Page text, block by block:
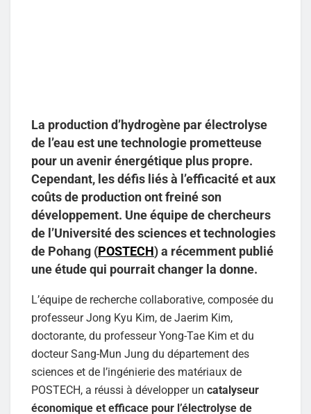
La production d’hydrogène par électrolyse
de l’eau est une technologie prometteuse
pour un avenir énergétique plus propre.
Cependant, les défis liés à l’efficacité et aux
coûts de production ont freiné son
développement. Une équipe de chercheurs
de l’Université des sciences et technologies
de Pohang (POSTECH) a récemment publié
une étude qui pourrait changer la donne.
L’équipe de recherche collaborative, composée du
professeur Jong Kyu Kim, de Jaerim Kim,
doctorante, du professeur Yong-Tae Kim et du
docteur Sang-Mun Jung du département des
sciences et de l’ingénierie des matériaux de
POSTECH, a réussi à développer un catalyseur
économique et efficace pour l’électrolyse de